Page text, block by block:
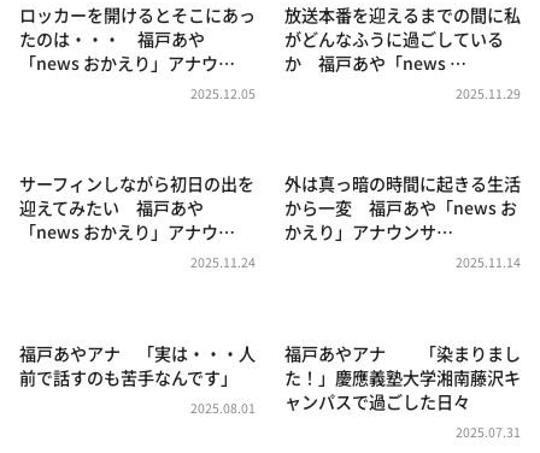
朝だ！生です旅サラダ
教えて！ニュースライブ 正義のミカタ
ポツンと一軒家
ザキ山小屋本館
ロッカーを開けるとそこにあっ
たのは・・・ 福戸あや
「news おかえり」アナウ…
2025.12.05
放送本番を迎えるまでの間に私
がどんなふうに過ごしている
か 福戸あや「news …
2025.11.29
サーフィンしながら初日の出を
迎えてみたい 福戸あや
「news おかえり」アナウ…
2025.11.24
外は真っ暗の時間に起きる生活
から一変 福戸あや「news お
かえり」アナウンサ…
2025.11.14
福戸あやアナ 「実は・・・人
前で話すのも苦手なんです」
2025.08.01
福戸あやアナ 「染まりまし
た！」慶應義塾大学湘南藤沢キ
ャンパスで過ごした日々
2025.07.31